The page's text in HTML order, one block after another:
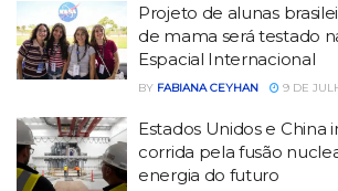
Projeto de alunas
de mama será testado
Espacial Internacional
BY FABIANA CEYHAN 9 DE
Estados Unidos e China
corrida pela fusão
energia do futuro